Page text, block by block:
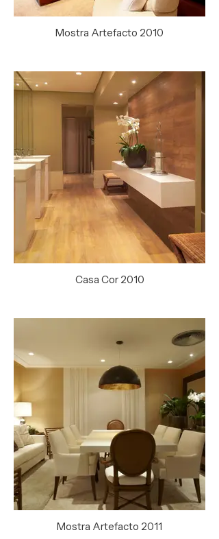
Mostra Artefacto 2010
Casa Cor 2010
Mostra Artefacto 2011